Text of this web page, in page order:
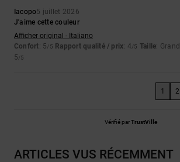
Iacopo5 juillet 2026
J'aime cette couleur
Afficher original - Italiano
Confort: 5/5 Rapport qualité / prix: 4/5 Taille: Grand
5/5
1 2
Vérifié parTrustVille
ARTICLES VUS RÉCEMMENT